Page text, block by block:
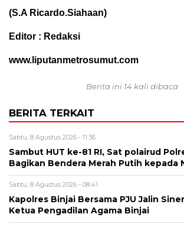
(S.A Ricardo.Siahaan)
Editor : Redaksi
www.liputanmetrosumut.com
Berita ini 14 kali dibaca
BERITA TERKAIT
Sabtu, 8 Agustus 2026 - 11:36
Sambut HUT ke-81 RI, Sat polairud
Bagikan Bendera Merah Putih kepada
Sabtu, 8 Agustus 2026 - 08:41
Kapolres Binjai Bersama PJU Jalin
Ketua Pengadilan Agama Binjai